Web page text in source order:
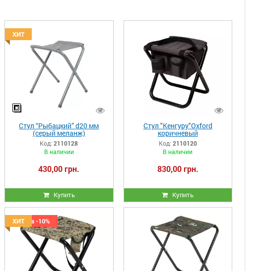
ХИТ
Стул “Рыбацкий” d20 мм
(серый меланж)
Код: 2110128
В наличии
430,00 грн.
Купить
Стул "Кенгуру"Oxford
коричневый
Код: 2110120
В наличии
830,00 грн.
Купить
Скидка -10%
ХИТ